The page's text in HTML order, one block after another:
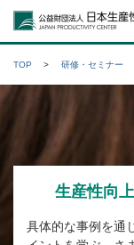
TOP 研修・セミナー
生産性向
具体的な事例を通